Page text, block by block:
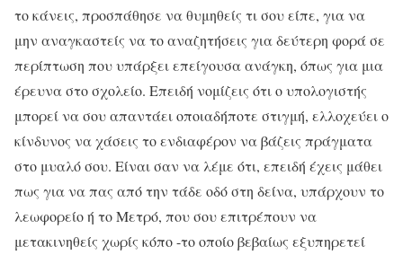
το κάνεις, προσπάθησε να θυμηθείς τι σου είπε, για να
μην αναγκαστείς να το αναζητήσεις για δεύτερη φορά σε
περίπτωση που υπάρξει επείγουσα ανάγκη, όπως για μια
έρευνα στο σχολείο. Επειδή νομίζεις ότι ο υπολογιστής
μπορεί να σου απαντάει οποιαδήποτε στιγμή, ελλοχεύει ο
κίνδυνος να χάσεις το ενδιαφέρον να βάζεις πράγματα
στο μυαλό σου. Είναι σαν να λέμε ότι, επειδή έχεις μάθει
πως για να πας από την τάδε οδό στη δείνα, υπάρχουν το
λεωφορείο ή το Μετρό, που σου επιτρέπουν να
μετακινηθείς χωρίς κόπο -το οποίο βεβαίως εξυπηρετεί